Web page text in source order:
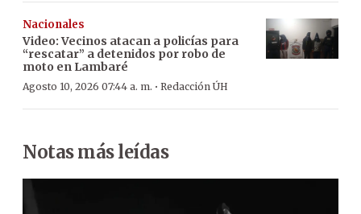
Nacionales
Video: Vecinos atacan a policías para
“rescatar” a detenidos por robo de
moto en Lambaré
Agosto 10, 2026 07:44 a. m. · Redacción ÚH
Notas más leídas